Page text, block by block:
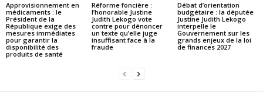
Approvisionnement en
médicaments : le
Président de la
République exige des
mesures immédiates
pour garantir la
disponibilité des
produits de santé
Réforme foncière :
l’honorable Justine
Judith Lekogo vote
contre pour dénoncer
un texte qu’elle juge
insuffisant face à la
fraude
Débat d’orientation
budgétaire : la députée
Justine Judith Lekogo
interpelle le
Gouvernement sur les
grands enjeux de la loi
de finances 2027